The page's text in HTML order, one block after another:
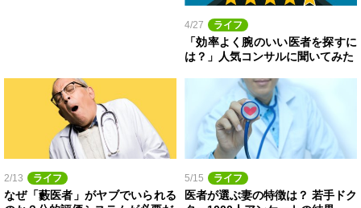
4/27 ライフ
「効率よく腕のいい医者を探すに
は？」人気コンサルに聞いてみた
2/13 ライフ
なぜ「藪医者」がヤブでいられる
5/15 ライフ
医者が選ぶ妻の特徴は？ 若手ドク